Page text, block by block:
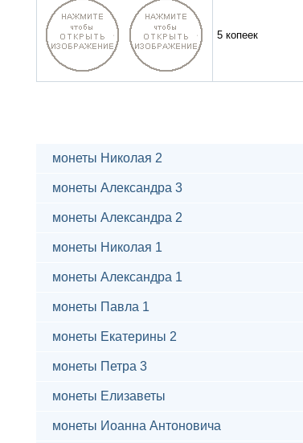
5 копеек
монеты Николая 2
монеты Александра 3
монеты Александра 2
монеты Николая 1
монеты Александра 1
монеты Павла 1
монеты Екатерины 2
монеты Петра 3
монеты Елизаветы
монеты Иоанна Антоновича